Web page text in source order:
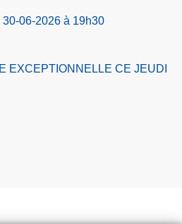
06-2026 à 19h30
EXCEPTIONNELLE CE JEUDI